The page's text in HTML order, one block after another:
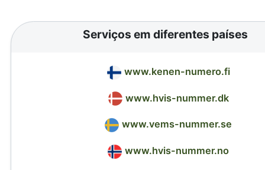
Serviços em diferentes países
www.kenen-numero.fi
www.hvis-nummer.dk
www.vems-nummer.se
www.hvis-nummer.no